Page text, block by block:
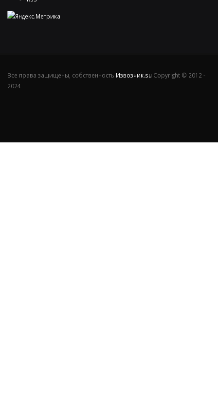
Все права защищены, собственность Извозчик.su Copyright © 2012 -
2024